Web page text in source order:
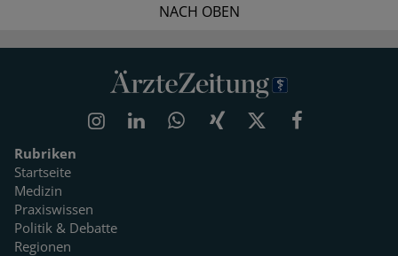
NACH OBEN
Rubriken
Startseite
Medizin
Praxiswissen
Politik & Debatte
Regionen